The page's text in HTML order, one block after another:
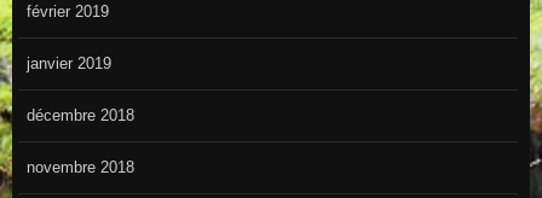
février 2019
janvier 2019
décembre 2018
novembre 2018